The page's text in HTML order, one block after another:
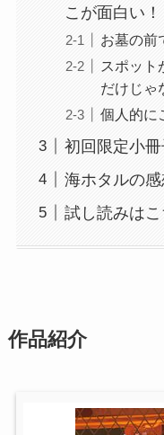
こが面白い！
お墓の前
スポット
だけじゃ
個人的に
初回限定小冊
海ホタルの
試し読みはこ
作品紹介